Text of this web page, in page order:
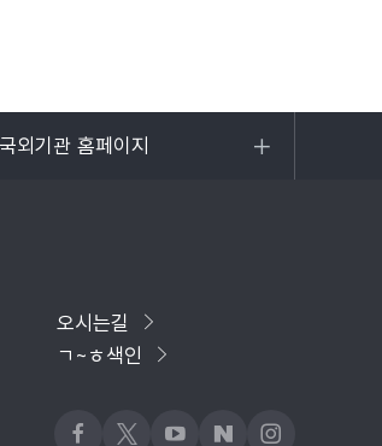
외기관 홈페이지
오시는길
ㄱ~ㅎ색인
페이스북
x 유튜브네이버블로그
인스타그램